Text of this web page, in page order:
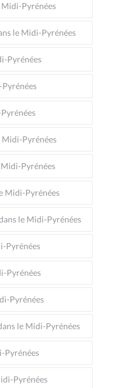
Pyrénées
le Midi-Pyrénées
Pyrénées
Midi-Pyrénées
Pyrénées
Midi-Pyrénées
le Midi-Pyrénées
Pyrénées
Pyrénées
Pyrénées
le Midi-Pyrénées
Pyrénées
Pyrénées